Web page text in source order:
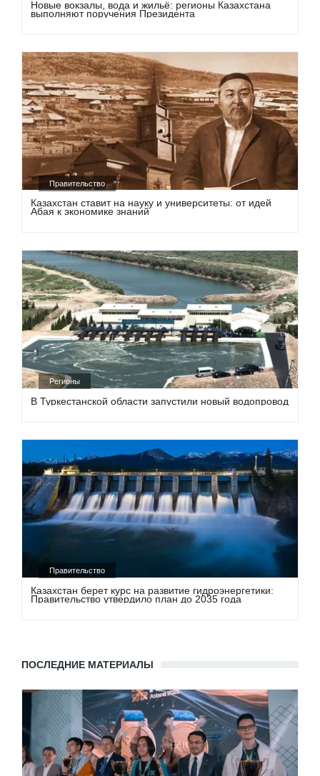
Новые вокзалы, вода и жильё: регионы Казахстана
выполняют поручения Президента
Правительство
Казахстан ставит на науку и университеты: от идей
Абая к экономике знаний
Регионы
В Туркестанской области запустили новый водопровод
Правительство
Казахстан берет курс на развитие гидроэнергетики:
Правительство утвердило план до 2035 года
ПОСЛЕДНИЕ МАТЕРИАЛЫ